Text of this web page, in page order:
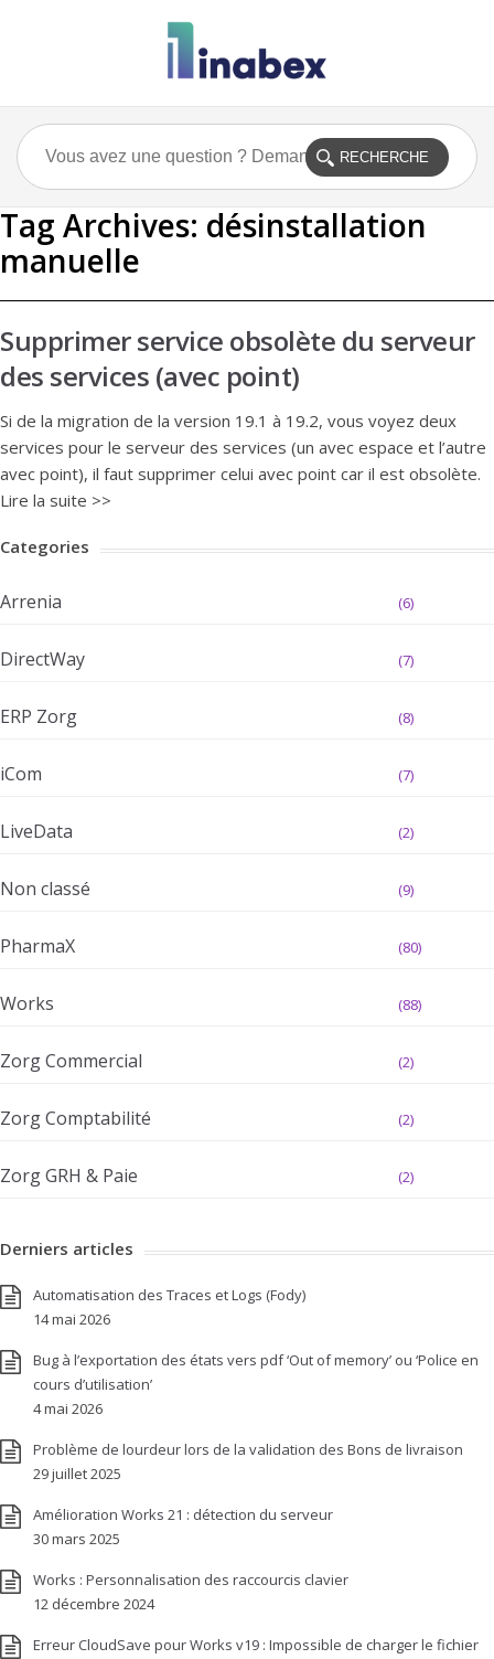
Tag Archives: désinstallation
manuelle
Supprimer service obsolète du serveur
des services (avec point)
Si de la migration de la version 19.1 à 19.2, vous voyez deux
services pour le serveur des services (un avec espace et l’autre
avec point), il faut supprimer celui avec point car il est obsolète.
Lire la suite >>
Categories
Arrenia (6)
DirectWay (7)
ERP Zorg (8)
iCom (7)
LiveData (2)
Non classé (9)
PharmaX (80)
Works (88)
Zorg Commercial (2)
Zorg Comptabilité (2)
Zorg GRH & Paie (2)
Derniers articles
Automatisation des Traces et Logs (Fody)
14 mai 2026
Bug à l’exportation des états vers pdf ‘Out of memory’ ou ‘Police en
cours d’utilisation’
4 mai 2026
Problème de lourdeur lors de la validation des Bons de livraison
29 juillet 2025
Amélioration Works 21 : détection du serveur
30 mars 2025
Works : Personnalisation des raccourcis clavier
12 décembre 2024
Erreur CloudSave pour Works v19 : Impossible de charger le fichier